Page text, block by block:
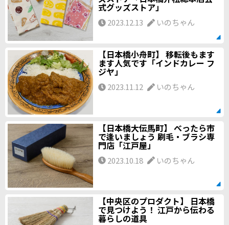
式グッズストア」
2023.12.13 いのちゃん
【日本橋小舟町】 移転後もます
ます人気です「インドカレー フ
ジヤ」
2023.11.12 いのちゃん
【日本橋大伝馬町】 べったら市
で逢いましょう 刷毛・ブラシ専
門店「江戸屋」
2023.10.18 いのちゃん
【中央区のプロダクト】 日本橋
で見つけよう！ 江戸から伝わる
暮らしの道具